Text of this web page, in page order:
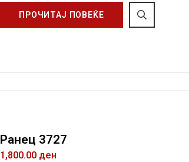
ПРОЧИТАЈ ПОВЕЌЕ
Ранец 3727
1,800.00 ден